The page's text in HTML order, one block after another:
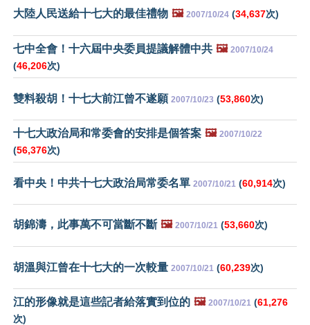
大陸人民送給十七大的最佳禮物 🖼️ 2007/10/24 (34,637次)
七中全會！十六屆中央委員提議解體中共 🖼️ 2007/10/24
(46,206次)
雙料殺胡！十七大前江曾不遂願 2007/10/23 (53,860次)
十七大政治局和常委會的安排是個答案 🖼️ 2007/10/22
(56,376次)
看中央！中共十七大政治局常委名單 2007/10/21 (60,914次)
胡錦濤，此事萬不可當斷不斷 🖼️ 2007/10/21 (53,660次)
胡溫與江曾在十七大的一次較量 2007/10/21 (60,239次)
江的形像就是這些記者給落實到位的 🖼️ 2007/10/21 (61,276
次)